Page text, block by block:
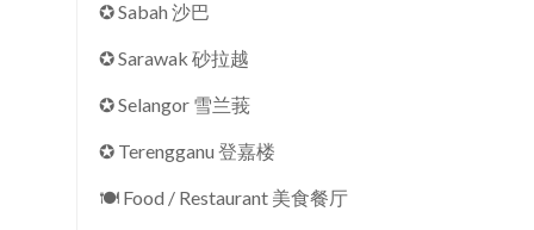
✪ Sabah 沙巴
✪ Sarawak 砂拉越
✪ Selangor 雪兰莪
✪ Terengganu 登嘉楼
🍽 Food / Restaurant 美食餐厅